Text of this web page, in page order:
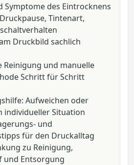
Symptome des Eintrocknens
Tintenart,
Druckbild sachlich
Reinigung und manuelle
Schritt für Schritt
Aufweichen oder
individueller Situation
und
für den Druckalltag
zu Reinigung,
und Entsorgung